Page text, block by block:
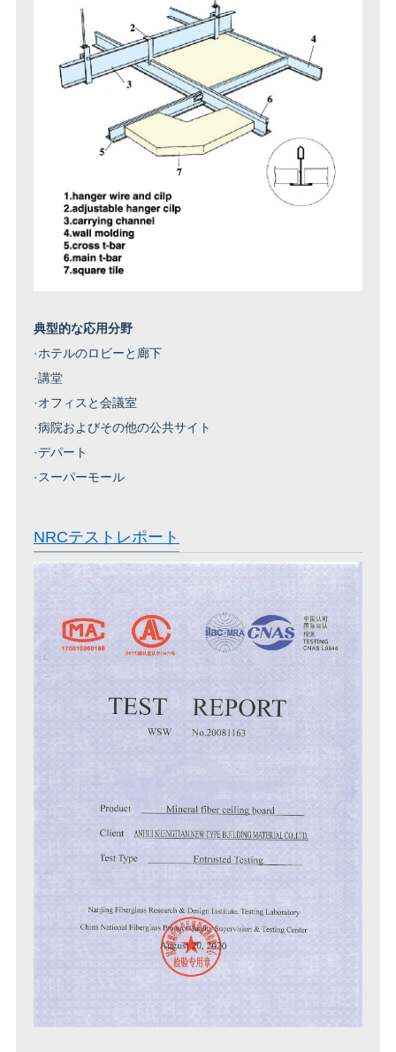
典型的な応用分野
·ホテルのロビーと廊下
·講堂
·オフィスと会議室
·病院およびその他の公共サイト
·デパート
· スーパーモール
NRCテストレポート